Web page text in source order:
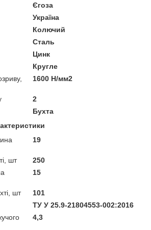
Єгоза
Україна
Колючий
Сталь
Цинк
Кругле
1600 Н/мм2
2
Бухта
19
шт
250
15
шт
101
ТУ У 25.9-21804553-002:2016
4,3